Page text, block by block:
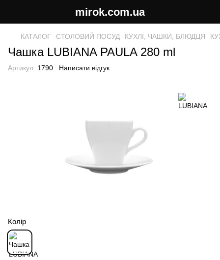
mirok.com.ua
КАТАЛОГ СТОЛОВИЙ ПОСУД КУХЛІ, ЧАШКИ, БЛЮДЦЯ
Чашка LUBIANA PAULA 280 ml
Артикул: 1790 Написати відгук
Колір